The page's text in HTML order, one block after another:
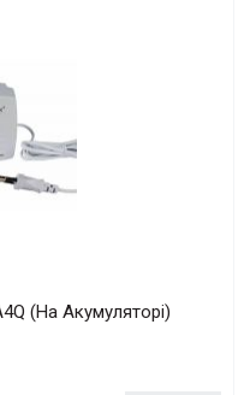
(На Акумуляторі)